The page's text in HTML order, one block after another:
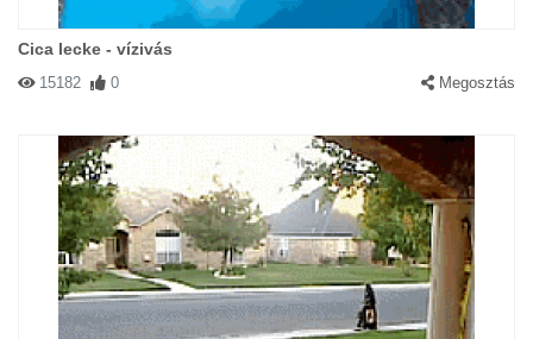
Cica lecke - vízivás
15182 0 Megosztás